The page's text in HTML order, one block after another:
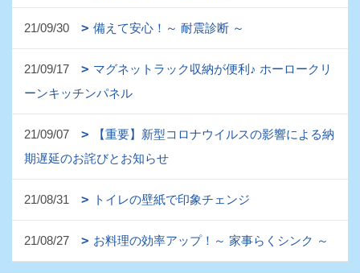
21/09/30 備えて安心！～ 耐震診断 ～
21/09/17
マグネットラック収納が便利♪ ホーロークリ
ーンキッチンパネル
21/09/07
【重要】新型コロナウイルスの影響による納
期遅延のお詫びとお知らせ
21/08/31 トイレの壁紙で印象チェンジ
21/08/27 お料理の効率アップ！～ 家事らくシンク ～